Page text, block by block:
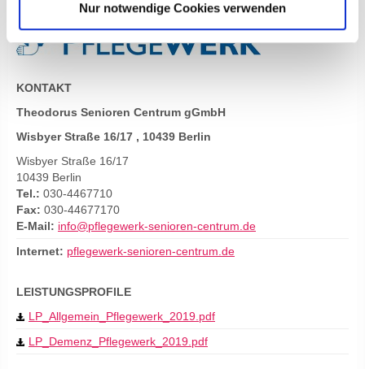
Nur notwendige Cookies verwenden
KONTAKT
Theodorus Senioren Centrum gGmbH
Wisbyer Straße 16/17 , 10439 Berlin
Wisbyer Straße 16/17
10439 Berlin
Tel.: 030-4467710
Fax: 030-44677170
E-Mail: info@pflegewerk-senioren-centrum.de
Internet: pflegewerk-senioren-centrum.de
LEISTUNGSPROFILE
LP_Allgemein_Pflegewerk_2019.pdf
LP_Demenz_Pflegewerk_2019.pdf